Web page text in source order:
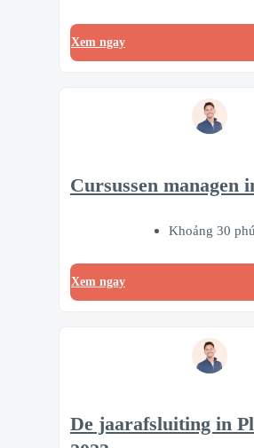
Xem ngay
Cursussen managen
Khoảng 30
Xem ngay
De jaarafsluiting in